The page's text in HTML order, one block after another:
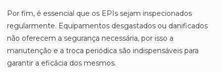
Por fim, é essencial que os EPIs sejam inspecionados
regularmente. Equipamentos desgastados ou danificados
não oferecem a segurança necessária, por isso a
manutenção e a troca periódica são indispensáveis para
garantir a eficácia dos mesmos.